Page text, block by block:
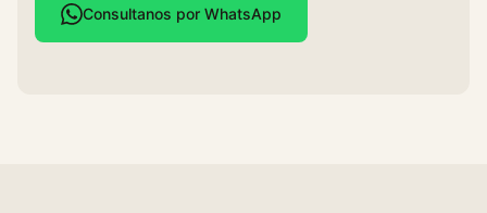
Consultanos por WhatsApp